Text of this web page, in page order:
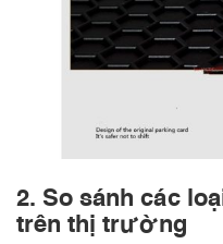
2. So sánh các
trên thị trường